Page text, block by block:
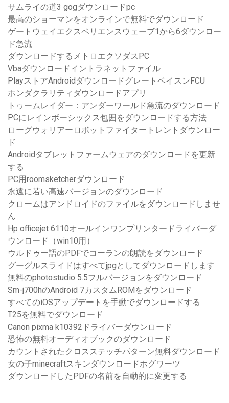
サムライの道3 gogダウンロードpc
最高のショーマンをオンラインで無料でダウンロード
ゲートウェイエクスペリエンスウェーブ1から6ダウンロー
ド急流
ダウンロードするメトロエクソダスPC
Vbaダウンロードイントラネットファイル
PlayストアAndroidダウンロードグレートベイスンFCU
ホンダクラリティダウンロードアプリ
トゥームレイダー：アンダーワールド急流のダウンロード
PCにレインボーシックス包囲をダウンロードする方法
ローグウォリアーロボットファイタートレントダウンロー
ド
Androidタブレットファームウェアのダウンロードを更新
する
PC用roomsketcherダウンロード
永遠に若い高速バージョンのダウンロード
クロームはアンドロイドのファイルをダウンロードしませ
ん
Hp officejet 6110オールインワンプリンタードライバーダ
ウンロード（win10用）
ウルドゥー語のPDFでコーランの朗読をダウンロード
グーグルスライドはすべてjpgとしてダウンロードします
無料のphotostudio 5.5フルバージョンをダウンロード
Sm-j700hのAndroid 7カスタムROMをダウンロード
すべてのiOSアップデートを手動でダウンロードする
T25を無料でダウンロード
Canon pixma k10392ドライバーダウンロード
恐怖の無料オーディオブックのダウンロード
カウントされたクロスステッチパターン無料ダウンロード
女の子minecraftスキンダウンロードホグワーツ
ダウンロードしたPDFの名前を自動的に変更する